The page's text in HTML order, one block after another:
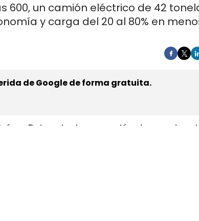
600, un camión eléctrico de 42
y carga del 20 al 80% en
de Google de forma gratuita.
Bajos el primer camión de gran